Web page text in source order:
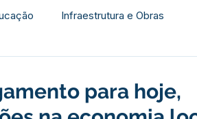
Infraestrutura e Obras
para hoje,